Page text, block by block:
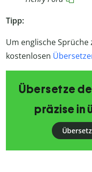
Tipp:
Um englische
kostenlosen
Übersetze
präzise in